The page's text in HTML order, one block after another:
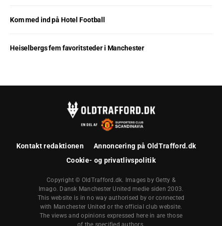
Kom med ind på Hotel Football
Heiselbergs fem favoritsteder i Manchester
Kontakt redaktionen
Annoncering på OldTrafford.dk
Cookie- og privatlivspolitik
Copyright © OldTrafford.dk. Images by Getty &
Imago. Dansk Manchester United medie siden 2003.
This website is in no way authorised by or connected
with Manchester United or the official club website.
The views and opinions expressed here in are those
of the specified authors.